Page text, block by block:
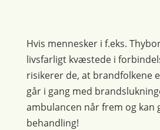
Hvis mennesker i f.eks.
livsfarligt kvæstede i
risikerer de, at brandfolkene
går i gang med
ambulancen når frem og kan
behandling!